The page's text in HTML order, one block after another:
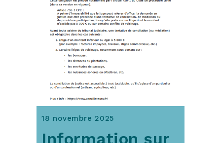
18 novembre 2025
Information sur